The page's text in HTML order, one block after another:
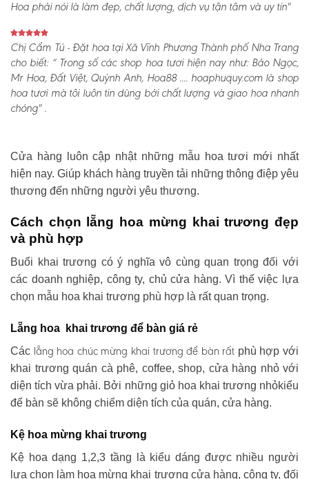
Hoa phải nói là làm đẹp, chất lượng, dịch vụ tận tâm và uy tín"
Chị Cẩm Tú - Đặt hoa tại Xã Vĩnh Phương Thành phố Nha Trang
cho biết:“ Trong số các shop hoa tươi hiện nay như: Bảo Ngọc,
Mr Hoa, Đất Việt, Quỳnh Anh, Hoa88 .... hoaphuquy.com là shop
hoa tươi mà tôi luôn tin dùng bởi chất lượng và giao hoa nhanh
chóng" .
Cửa hàng luôn cập nhật những mẫu hoa tươi mới nhất
hiện nay. Giúp khách hàng truyền tải những thông điệp yêu
thương đến những người yêu thương.
Cách chọn lẵng hoa mừng khai trương đẹp
và phù hợp
Buổi khai trương có ý nghĩa vô cùng quan trọng đối với
các doanh nghiệp, công ty, chủ cửa hàng. Vì thế việc lựa
chọn mẫu hoa khai trương phù hợp là rất quan trọng.
Lẵng hoa khai trương để bàn giá rẻ
Các lẵng hoa chúc mừng khai trương để bàn rất phù hợp với
khai trương quán cà phê, coffee, shop, cửa hàng nhỏ với
diện tích vừa phải. Bởi những giỏ hoa khai trương nhỏkiểu
để bàn sẽ không chiếm diện tích của quán, cửa hàng.
Kệ hoa mừng khai trương
Kệ hoa dạng 1,2,3 tầng là kiểu dáng được nhiều người
lựa chọn làm hoa mừng khai trương cửa hàng, công ty, đối